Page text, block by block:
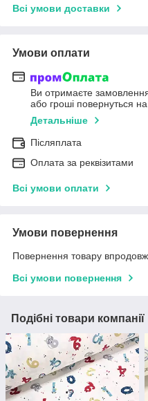
Всі умови доставки
Умови оплати
Ви отримаєте
або гроші повернуться
Детальніше
Післяплата
Оплата за реквізитами
Всі умови оплати
Умови повернення
Повернення товару
Всі умови повернення
Подібні товари компанії